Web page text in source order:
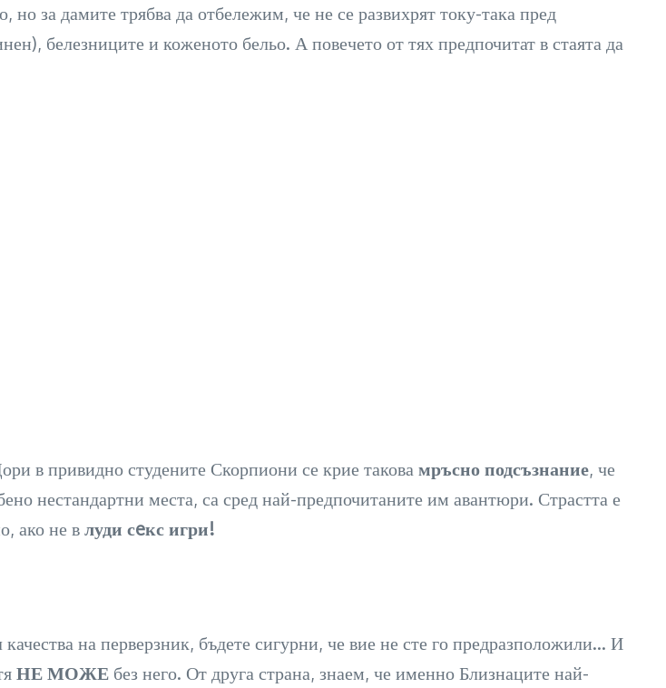
за дамите трябва да отбележим, че не се развихрят току-така пред
белезниците и коженото бельо. А повечето от тях предпочитат в стаята да
в привидно студените Скорпиони се крие такова мръсно подсъзнание, че
нестандартни места, са сред най-предпочитаните им авантюри. Страстта е
ако не влуди сeкс игри!
качества на перверзник, бъдете сигурни, че вие не сте го предразположили… И
НЕ МОЖЕ без него. От друга страна, знаем, че именно Близнаците най-